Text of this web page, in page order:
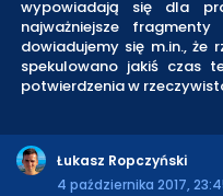
wypowiadają się dla
najważniejsze
dowiadujemy się m.in., że
spekulowano jakiś czas
potwierdzenia w
Łukasz Ropczyński
4 października 2017,